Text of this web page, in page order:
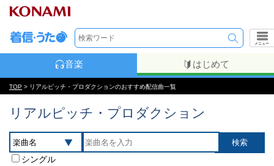
メニュー
音楽 はじめて
TOP > リアルピッチ・プロダクションのおすすめ配信曲一覧
リアルピッチ・プロダクション
シングル